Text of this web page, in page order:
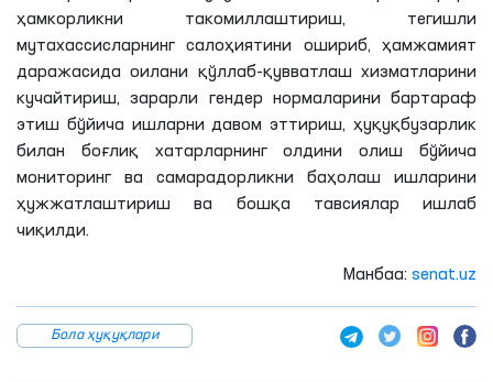
ҳамкорликни такомиллаштириш, тегишли
мутахассисларнинг салоҳиятини ошириб, ҳамжамият
даражасида оилани қўллаб-қувватлаш хизматларини
кучайтириш, зарарли гендер нормаларини бартараф
этиш бўйича ишларни давом эттириш, ҳуқуқбузарлик
билан боғлиқ хатарларнинг олдини олиш бўйича
мониторинг ва самарадорликни баҳолаш ишларини
ҳужжатлаштириш ва бошқа тавсиялар ишлаб
чиқилди.
Манбаа: senat.uz
Бола ҳуқуқлари